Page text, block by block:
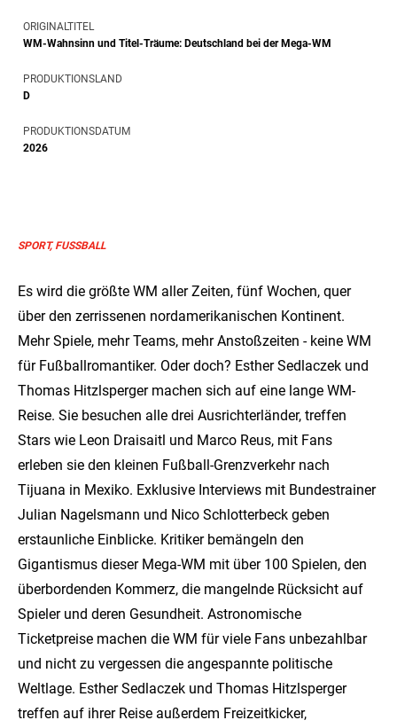
ORIGINALTITEL
WM-Wahnsinn und Titel-Träume: Deutschland bei der Mega-WM
PRODUKTIONSLAND
D
PRODUKTIONSDATUM
2026
SPORT, FUSSBALL
Es wird die größte WM aller Zeiten, fünf Wochen, quer
über den zerrissenen nordamerikanischen Kontinent.
Mehr Spiele, mehr Teams, mehr Anstoßzeiten - keine WM
für Fußballromantiker. Oder doch? Esther Sedlaczek und
Thomas Hitzlsperger machen sich auf eine lange WM-
Reise. Sie besuchen alle drei Ausrichterländer, treffen
Stars wie Leon Draisaitl und Marco Reus, mit Fans
erleben sie den kleinen Fußball-Grenzverkehr nach
Tijuana in Mexiko. Exklusive Interviews mit Bundestrainer
Julian Nagelsmann und Nico Schlotterbeck geben
erstaunliche Einblicke. Kritiker bemängeln den
Gigantismus dieser Mega-WM mit über 100 Spielen, den
überbordenden Kommerz, die mangelnde Rücksicht auf
Spieler und deren Gesundheit. Astronomische
Ticketpreise machen die WM für viele Fans unbezahlbar
und nicht zu vergessen die angespannte politische
Weltlage. Esther Sedlaczek und Thomas Hitzlsperger
treffen auf ihrer Reise außerdem Freizeitkicker,